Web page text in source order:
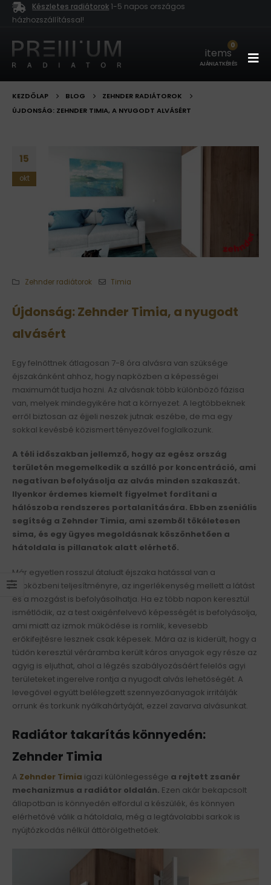
Készletes radiátorok 1-5 napos országos
házhozszállítással!
0
items
AJÁNLATKÉRÉS
KEZDŐLAP BLOG
ZEHNDER RADIÁTOROK
ÚJDONSÁG: ZEHNDER TIMIA, A NYUGODT ALVÁSÉRT
15
okt
Zehnder radiátorok Timia
Újdonság: Zehnder Timia, a nyugodt
alvásért
Egy felnőttnek átlagosan 7-8 óra alvásra van szüksége
éjszakánként ahhoz, hogy napközben a képességei
maximumát tudja hozni. Az alvásnak több különböző fázisa
van, melyek mindegyikére hat a környezet. A legtöbbeknek
erről biztosan az éjjeli neszek jutnak eszébe, de ma egy
sokkal kevésbé közismert tényezővel foglalkozunk.
A téli időszakban jellemző, hogy az egész ország
területén megemelkedik a szálló por koncentráció, ami
negatívan befolyásolja az alvás minden szakaszát.
Ilyenkor érdemes kiemelt figyelmet fordítani a
hálószoba rendszeres portalanítására. Ebben zseniális
segítség a Zehnder Timia, ami szemből tökéletesen
sima, és egy ügyes megoldásnak köszönhetően a
hátoldala is pillanatok alatt elérhető.
Már egyetlen rosszul átaludt éjszaka hatással van a
napközbeni teljesítményre, az ingerlékenység mellett a látást
és a mozgást is befolyásolhatja. Ha ez több napon keresztül
ismétlődik, az a test oxigénfelvevő képességét is befolyásolja,
ami miatt az izmok működése is romlik, kevesebb
erőkifejtésre lesznek csak képesek. Mára az is kiderült, hogy a
tüdőn keresztül véráramba került káros anyagok egy része az
agyig is eljuthat, ahol a légzés szabályozásáért felelős agyi
területeket ingerelve rontja a nyugodt alvás lehetőségét. A
levegővel együtt belélegzett szennyezőanyagok irritálják
orrunk és torkunk nyálkahártyáját, ezzel zavarva alvásunkat.
Radiátor takarítás könnyedén:
Zehnder Timia
A Zehnder Timia igazi különlegessége a rejtett zsanér
mechanizmus a radiátor oldalán. Ezen akár bekapcsolt
állapotban is könnyedén elfordul a készülék, és könnyen
elérhetővé válik a hátoldala, még a legtávolabbi sarkok is
nyújtózkodás nélkül áttörölgethetőek.